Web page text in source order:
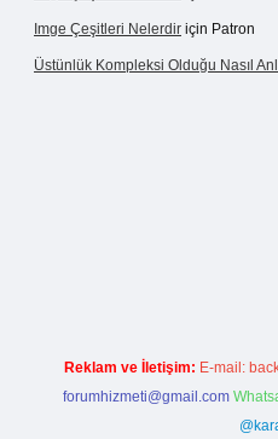
Imge Çeşitleri Nelerdir için Patron
Üstünlük Kompleksi Olduğu Nasıl
Reklam ve İletişim: E-mail:
forumhizmeti@gmail.com